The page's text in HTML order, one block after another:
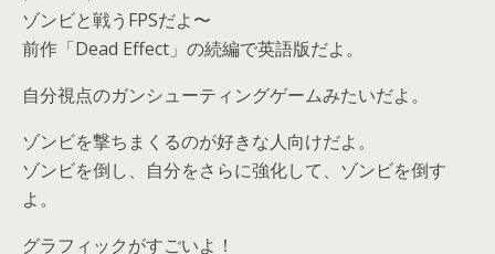
ゾンビと戦うFPSだよ〜
前作「Dead Effect」の続編で英語版だよ。
自分視点のガンシューティングゲームみたいだよ。
ゾンビを撃ちまくるのが好きな人向けだよ。
ゾンビを倒し、自分をさらに強化して、ゾンビを倒す
よ。
グラフィックがすごいよ！